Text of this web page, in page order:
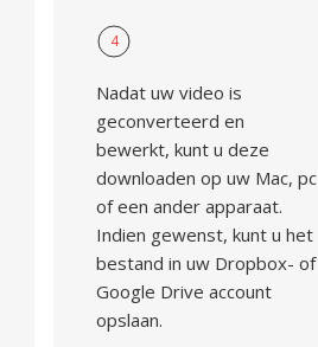
4
Nadat uw video is
geconverteerd en
bewerkt, kunt u deze
downloaden op uw Mac, pc
of een ander apparaat.
Indien gewenst, kunt u het
bestand in uw Dropbox- of
Google Drive account
opslaan.